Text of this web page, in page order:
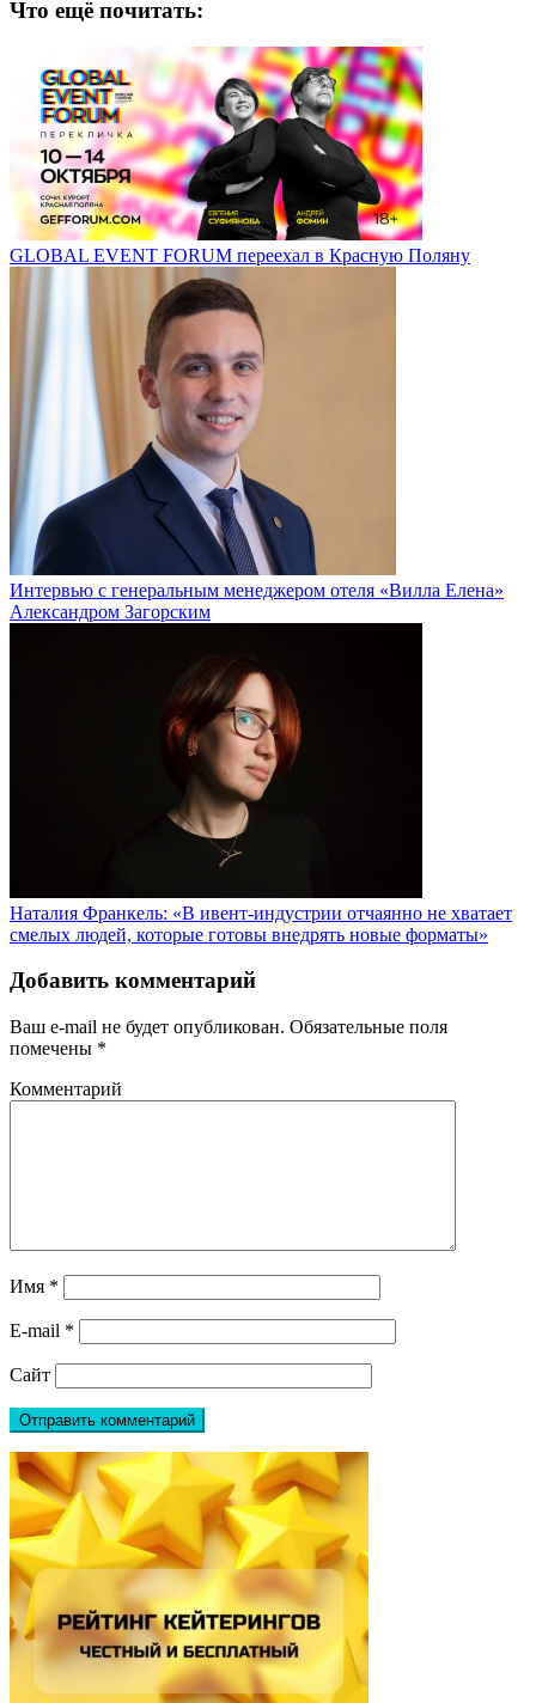
Что ещё почитать:
GLOBAL EVENT FORUM переехал в Красную Поляну
Интервью с генеральным менеджером отеля «Вилла Елена»
Александром Загорским
Наталия Франкель: «В ивент-индустрии отчаянно не хватает
смелых людей, которые готовы внедрять новые форматы»
Добавить комментарий
Ваш e-mail не будет опубликован. Обязательные поля
помечены *
Комментарий
Имя *
E-mail *
Сайт